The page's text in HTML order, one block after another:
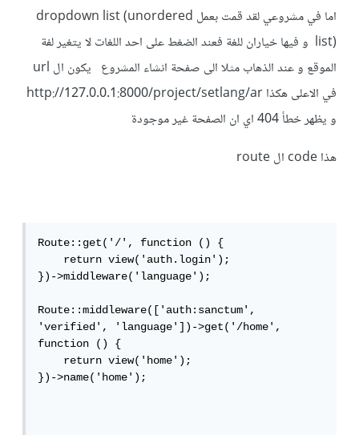
اما في مشروعي لقد قمت بعمل dropdown list (unordered
list) و فيها خياران للغة فعند الضغط على احد اللغات لا يتغير لفة
الموقع و عند الذهاب مثلا الى صفحة انشاء المشروع يكون ال url
في الاعلى هكذا http://127.0.0.1:8000/project/setlang/ar
و يظهر خطأ 404 اي ان الصفحة غير موجودة
هذا code ال route
Route::get('/', function () {
    return view('auth.login');
})->middleware('language');
Route::middleware(['auth:sanctum',
'verified', 'language'])->get('/home',
function () {
    return view('home');
})->name('home');